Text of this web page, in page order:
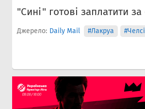
"Сині" готові заплатити
Джерело: Daily Mail #Лакруа #Челсi